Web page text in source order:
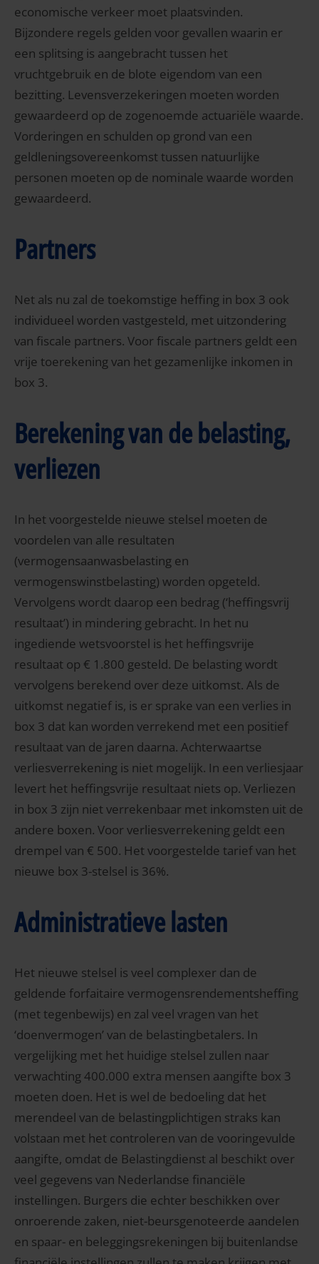
economische verkeer moet plaatsvinden.
Bijzondere regels gelden voor gevallen waarin er
een splitsing is aangebracht tussen het
vruchtgebruik en de blote eigendom van een
bezitting. Levensverzekeringen moeten worden
gewaardeerd op de zogenoemde actuariële waarde.
Vorderingen en schulden op grond van een
geldleningsovereenkomst tussen natuurlijke
personen moeten op de nominale waarde worden
gewaardeerd.
Partners
Net als nu zal de toekomstige heffing in box 3 ook
individueel worden vastgesteld, met uitzondering
van fiscale partners. Voor fiscale partners geldt een
vrije toerekening van het gezamenlijke inkomen in
box 3.
Berekening van de belasting,
verliezen
In het voorgestelde nieuwe stelsel moeten de
voordelen van alle resultaten
(vermogensaanwasbelasting en
vermogenswinstbelasting) worden opgeteld.
Vervolgens wordt daarop een bedrag (‘heffingsvrij
resultaat’) in mindering gebracht. In het nu
ingediende wetsvoorstel is het heffingsvrije
resultaat op € 1.800 gesteld. De belasting wordt
vervolgens berekend over deze uitkomst. Als de
uitkomst negatief is, is er sprake van een verlies in
box 3 dat kan worden verrekend met een positief
resultaat van de jaren daarna. Achterwaartse
verliesverrekening is niet mogelijk. In een verliesjaar
levert het heffingsvrije resultaat niets op. Verliezen
in box 3 zijn niet verrekenbaar met inkomsten uit de
andere boxen. Voor verliesverrekening geldt een
drempel van € 500. Het voorgestelde tarief van het
nieuwe box 3-stelsel is 36%.
Administratieve lasten
Het nieuwe stelsel is veel complexer dan de
geldende forfaitaire vermogensrendementsheffing
(met tegenbewijs) en zal veel vragen van het
‘doenvermogen’ van de belastingbetalers. In
vergelijking met het huidige stelsel zullen naar
verwachting 400.000 extra mensen aangifte box 3
moeten doen. Het is wel de bedoeling dat het
merendeel van de belastingplichtigen straks kan
volstaan met het controleren van de vooringevulde
aangifte, omdat de Belastingdienst al beschikt over
veel gegevens van Nederlandse financiële
instellingen. Burgers die echter beschikken over
onroerende zaken, niet-beursgenoteerde aandelen
en spaar- en beleggingsrekeningen bij buitenlandse